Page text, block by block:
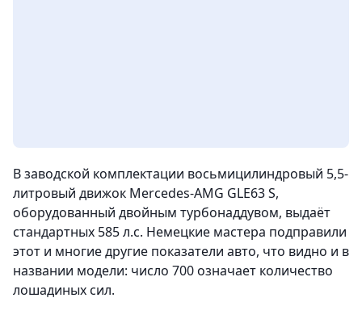
В заводской комплектации восьмицилиндровый 5,5-
литровый движок Mercedes-AMG GLE63 S,
оборудованный двойным турбонаддувом, выдаёт
стандартных 585 л.с. Немецкие мастера подправили
этот и многие другие показатели авто, что видно и в
названии модели: число 700 означает количество
лошадиных сил.